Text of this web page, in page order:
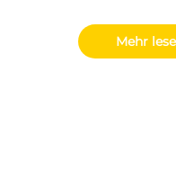
um 30 %
Mehr